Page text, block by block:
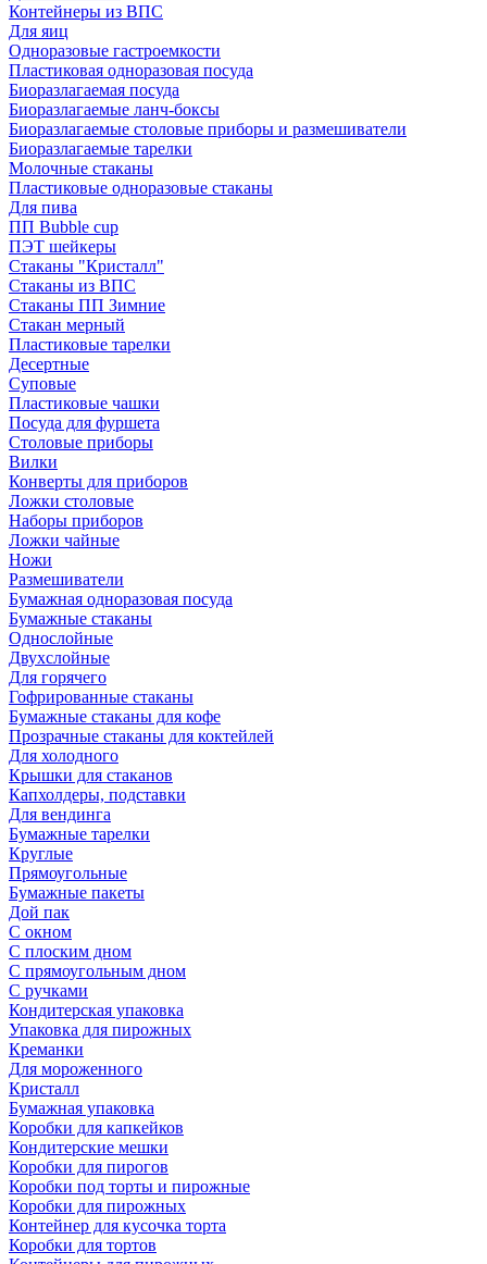
Контейнеры из ВПС
Для яиц
Одноразовые гастроемкости
Пластиковая одноразовая посуда
Биоразлагаемая посуда
Биоразлагаемые ланч-боксы
Биоразлагаемые столовые приборы и размешиватели
Биоразлагаемые тарелки
Молочные стаканы
Пластиковые одноразовые стаканы
Для пива
ПП Bubble cup
ПЭТ шейкеры
Стаканы "Кристалл"
Стаканы из ВПС
Стаканы ПП Зимние
Стакан мерный
Пластиковые тарелки
Десертные
Суповые
Пластиковые чашки
Посуда для фуршета
Столовые приборы
Вилки
Конверты для приборов
Ложки столовые
Наборы приборов
Ложки чайные
Ножи
Размешиватели
Бумажная одноразовая посуда
Бумажные стаканы
Однослойные
Двухслойные
Для горячего
Гофрированные стаканы
Бумажные стаканы для кофе
Прозрачные стаканы для коктейлей
Для холодного
Крышки для стаканов
Капхолдеры, подставки
Для вендинга
Бумажные тарелки
Круглые
Прямоугольные
Бумажные пакеты
Дой пак
С окном
С плоским дном
С прямоугольным дном
С ручками
Кондитерская упаковка
Упаковка для пирожных
Креманки
Для мороженного
Кристалл
Бумажная упаковка
Коробки для капкейков
Кондитерские мешки
Коробки для пирогов
Коробки под торты и пирожные
Коробки для пирожных
Контейнер для кусочка торта
Коробки для тортов